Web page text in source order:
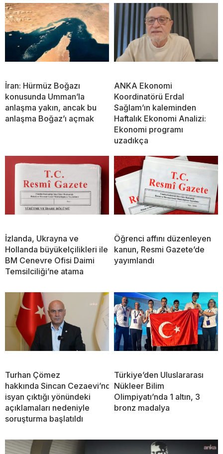
İran: Hürmüz Boğazı
konusunda Umman’la
anlaşma yakın, ancak bu
anlaşma Boğaz’ı açmak
ANKA Ekonomi
Koordinatörü Erdal
Sağlam’ın kaleminden
Haftalık Ekonomi Analizi:
Ekonomi programı
uzadıkça
İzlanda, Ukrayna ve
Hollanda büyükelçilikleri ile
BM Cenevre Ofisi Daimi
Temsilciliği’ne atama
Öğrenci affını düzenleyen
kanun, Resmi Gazete’de
yayımlandı
Turhan Çömez
hakkında Sincan Cezaevi’nde
isyan çıktığı yönündeki
açıklamaları nedeniyle
soruşturma başlatıldı
Türkiye’den Uluslararası
Nükleer Bilim
Olimpiyatı’nda 1 altın, 3
bronz madalya